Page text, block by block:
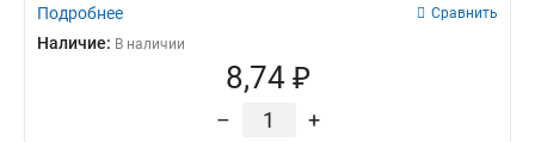
Подробнее Сравнить
Наличие: В наличии
8,74 ₽
– +